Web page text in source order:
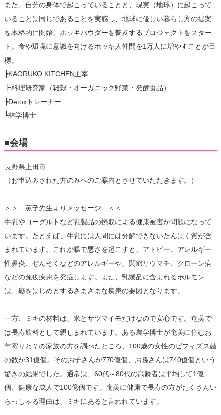
また、自分の身体で起こっていることと、現実（地球）に起こって
いることは同じであることを実感し、地球に優しい暮らし方の提案
を本格的に開始。ホッキパウダーを普及するプロジェクトをスター
ト。食や環境に意識を向けるホッキ人仲間を1万人に増やすことが目
標。
┣KAORUKO KITCHEN主宰
┣料理研究家（雑穀・オーガニック野菜・発酵食品）
┣Detoxトレーナー
┗林学博士
■会場
長野県上田市
（お申込みされた方のみへのご案内とさせていただきます。）
＞＞ 薫子先生よりメッセージ ＜＜
牛乳やヨーグルトなど乳製品の摂取による健康被害が問題になって
います。たとえば、牛乳には人間には分解できないたんぱく質が含
まれています。これが腸で悪さを起こすと、アトピー、アレルギー
性鼻炎、ぜんそくなどのアレルギーや、関節リウマチ、クローン病
などの免疫疾患を発症します。また、乳製品に含まれるホルモン
は、癌をはじめとするさまざまな疾患の要因となります。
一方、ミキの材料は、米とサツマイモだけなので安心です。奄美で
は長寿飲料として親しまれています。ある農学博士が奄美に住むお
年寄りとその家族の方を調べたところ、100歳の女性のビフィズス菌
の数が31億個。そのお子さんが770億個、お孫さんは740億個という
驚きの結果でした。通常は、60代～80代の高齢者は平均して1億
個、健康な成人で100億個です。奄美に健康で長寿の方がたくさんい
らっしゃる理由は、ミキにあると言われています。